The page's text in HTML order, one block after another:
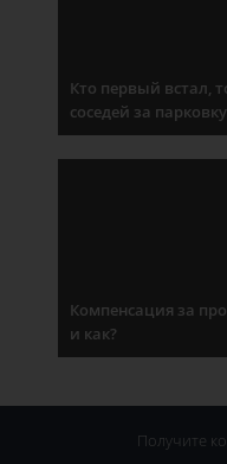
Кто первый встал,
соседей за
Компенсация за
и как?
Получите